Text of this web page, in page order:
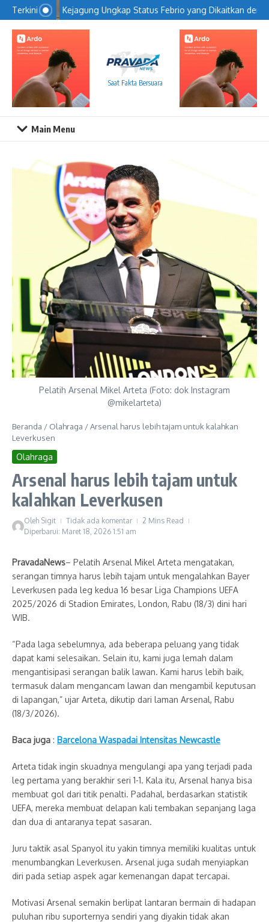
Lewati ke konten
Terkini Kejagung Ungkap Status Febrio yang Dikaitkan
Saat Fakta Bersuara
Main Menu
Pelatih Arsenal Mikel Arteta (Foto: dok Instagram
@mikelarteta)
Beranda / Olahraga /Arsenal harus lebih tajam untuk kalahkan
Leverkusen
Olahraga
Arsenal harus lebih tajam untuk
kalahkan Leverkusen
Oleh Sigit Tidak ada komentar
2 Mins Read
Diperbarui: Maret 18, 2026 1:51 am
PravadaNews– Pelatih Arsenal Mikel Arteta mengatakan,
serangan timnya harus lebih tajam untuk mengalahkan Bayer
Leverkusen pada leg kedua 16 besar Liga Champions UEFA
2025/2026 di Stadion Emirates, London, Rabu (18/3) dini hari
WIB.
“Pada laga sebelumnya, ada beberapa peluang yang tidak
dapat kami selesaikan. Selain itu, kami juga lemah dalam
mengantisipasi serangan balik lawan. Kami harus lebih baik,
termasuk dalam mengancam lawan dan mengambil keputusan
di lapangan,” ujar Arteta, dikutip dari laman Arsenal, Rabu
(18/3/2026).
Baca juga : Barcelona Waspadai Intensitas Newcastle
Arteta tidak ingin skuadnya mengulangi apa yang terjadi pada
leg pertama yang berakhir seri 1-1. Kala itu, Arsenal hanya bisa
membuat gol dari titik penalti. Padahal, berdasarkan statistik
UEFA, mereka membuat delapan kali tembakan sepanjang laga
dan dua di antaranya tepat sasaran.
Juru taktik asal Spanyol itu yakin timnya memiliki kualitas untuk
menumbangkan Leverkusen. Arsenal juga sudah menyiapkan
diri pada setiap aspek agar kemenangan dapat tercapai.
Motivasi Arsenal semakin berlipat lantaran bermain di hadapan
puluhan ribu suporternya sendiri yang diyakin tidak akan